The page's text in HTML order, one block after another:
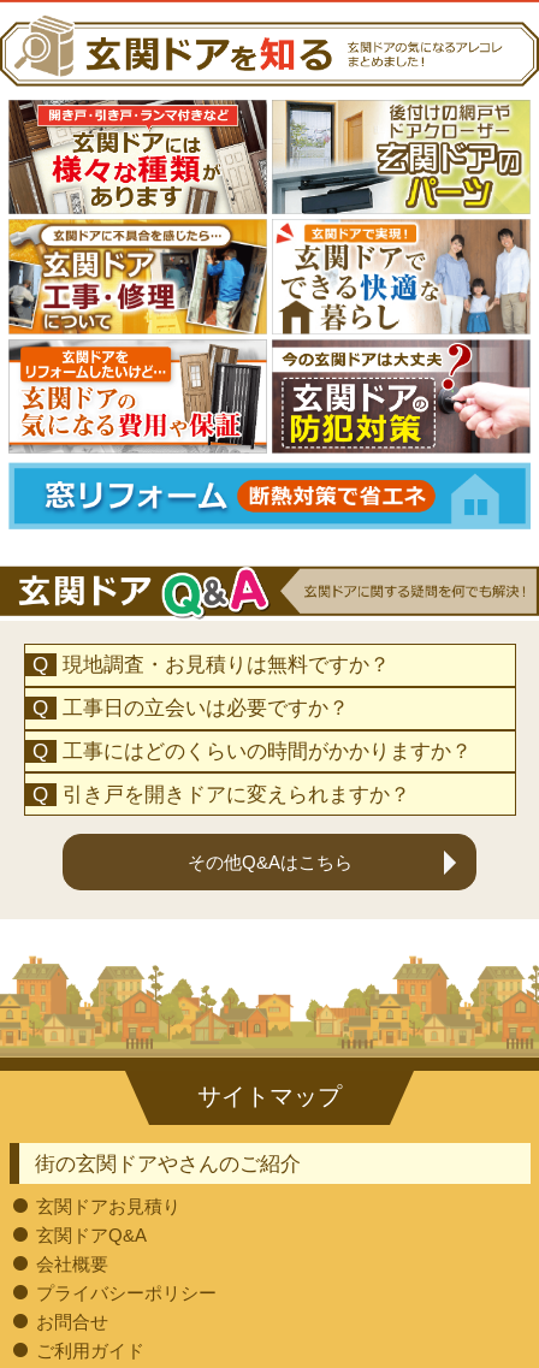
現地調査・お見積りは無料ですか？
工事日の立会いは必要ですか？
工事にはどのくらいの時間がかかりますか？
引き戸を開きドアに変えられますか？
その他Q&Aはこちら
街の玄関ドアやさんのご紹介
玄関ドアお見積り
玄関ドアQ&A
会社概要
プライバシーポリシー
お問合せ
ご利用ガイド